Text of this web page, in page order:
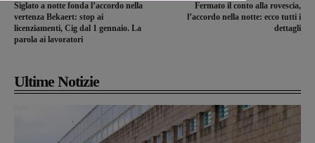
Siglato a notte fonda l’accordo nella
vertenza Bekaert: stop ai
licenziamenti, Cig dal 1 gennaio. La
parola ai lavoratori
Fermato il conto alla rovescia,
l’accordo nella notte: ecco tutti i
dettagli
Ultime Notizie